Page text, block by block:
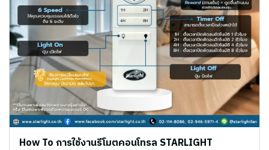
How To การใช้งานรีโมตคอนโทรล STARLIGHT